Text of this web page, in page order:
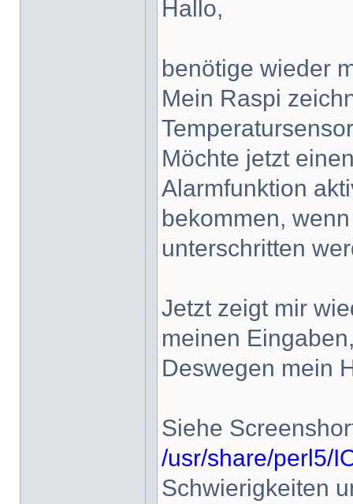
Hallo,
benötige wieder
Mein Raspi
Möchte jetzt
Alarmfunktion
bekommen,
unterschritten
Jetzt zeigt mir
meinen
Deswegen mein
Siehe
/usr/share/perl5/
Schwierigkeiten